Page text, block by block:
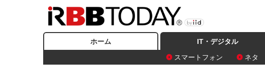
ホーム
IT・デジタル
スマートフォン
ネタ